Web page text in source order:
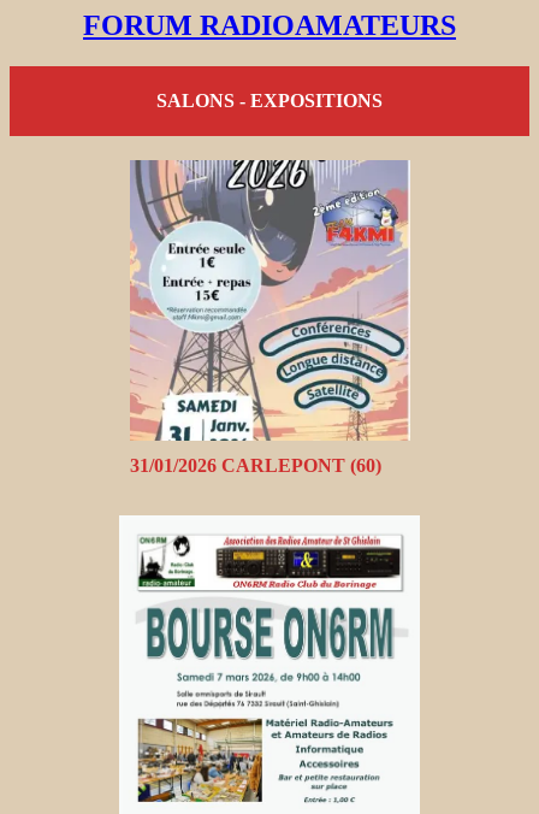
FORUM RADIOAMATEURS
SALONS - EXPOSITIONS
31/01/2026 CARLEPONT (60)